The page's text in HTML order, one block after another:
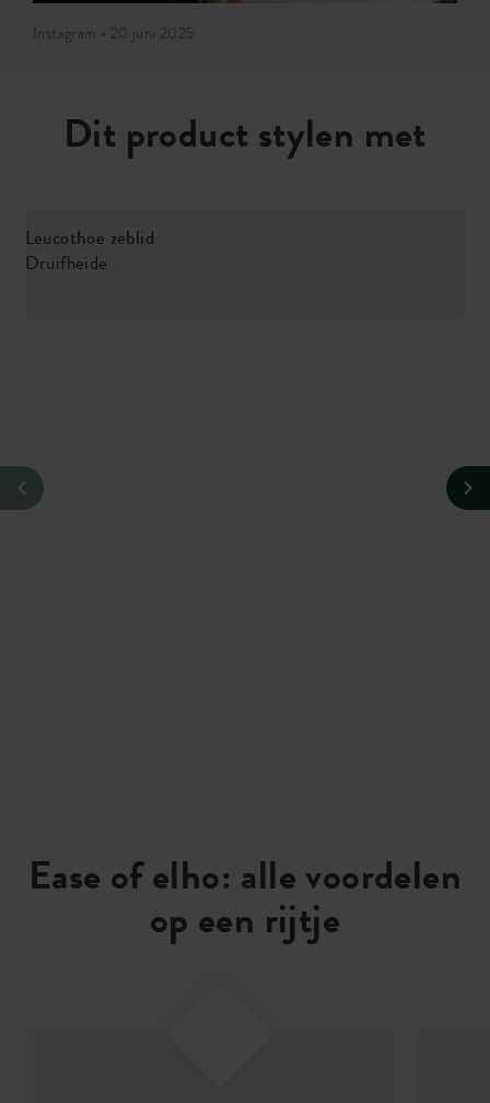
Instagram • 20 juni 2025
Dit product stylen met
Leucothoe zeblid
Druifheide
Ease of elho: alle voordelen
op een rijtje